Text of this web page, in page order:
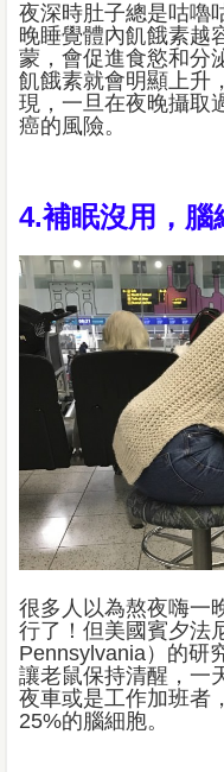
夜深時肚子總是咕嚕
晚睡覺體內飢餓素越
蒙，會促進食慾和分
飢餓素就會明顯上升
現，一旦在夜晚攝取
癌的風險。
4.補眠沒用，腦
很多人以為熬夜嗨一
行了！但美國賓夕法
Pennsylvania）的研
讓老鼠保持清醒，一
夜車或是工作加班者
25%的腦細胞。